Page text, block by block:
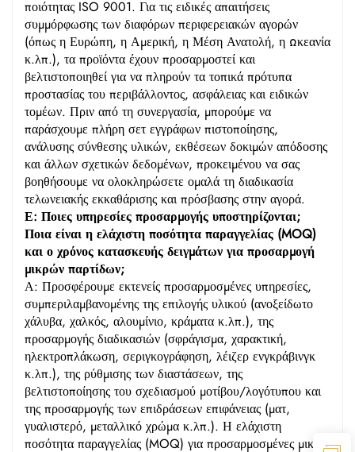
ποιότητας ISO 9001. Για τις ειδικές απαιτήσεις
συμμόρφωσης των διαφόρων περιφερειακών αγορών
(όπως η Ευρώπη, η Αμερική, η Μέση Ανατολή, η Ωκεανία
κ.λπ.), τα προϊόντα έχουν προσαρμοστεί και
βελτιστοποιηθεί για να πληρούν τα τοπικά πρότυπα
προστασίας του περιβάλλοντος, ασφάλειας και ειδικών
τομέων. Πριν από τη συνεργασία, μπορούμε να
παράσχουμε πλήρη σετ εγγράφων πιστοποίησης,
ανάλυσης σύνθεσης υλικών, εκθέσεων δοκιμών απόδοσης
και άλλων σχετικών δεδομένων, προκειμένου να σας
βοηθήσουμε να ολοκληρώσετε ομαλά τη διαδικασία
τελωνειακής εκκαθάρισης και πρόσβασης στην αγορά.
Ε: Ποιες υπηρεσίες προσαρμογής υποστηρίζονται;
Ποια είναι η ελάχιστη ποσότητα παραγγελίας (MOQ)
και ο χρόνος κατασκευής δειγμάτων για προσαρμογή
μικρών παρτίδων;
Α: Προσφέρουμε εκτενείς προσαρμοσμένες υπηρεσίες,
συμπεριλαμβανομένης της επιλογής υλικού (ανοξείδωτο
χάλυβα, χαλκός, αλουμίνιο, κράματα κ.λπ.), της
προσαρμογής διαδικασιών (σφράγισμα, χαρακτική,
ηλεκτροπλάκωση, σεριγκογράφηση, λέιζερ ενγκράβινγκ
κ.λπ.), της ρύθμισης των διαστάσεων, της
βελτιστοποίησης του σχεδιασμού μοτίβου/λογότυπου και
της προσαρμογής των επιδράσεων επιφάνειας (ματ,
γυαλιστερό, μεταλλικό χρώμα κ.λπ.). Η ελάχιστη
ποσότητα παραγγελίας (MOQ) για προσαρμοσμένες μικρές